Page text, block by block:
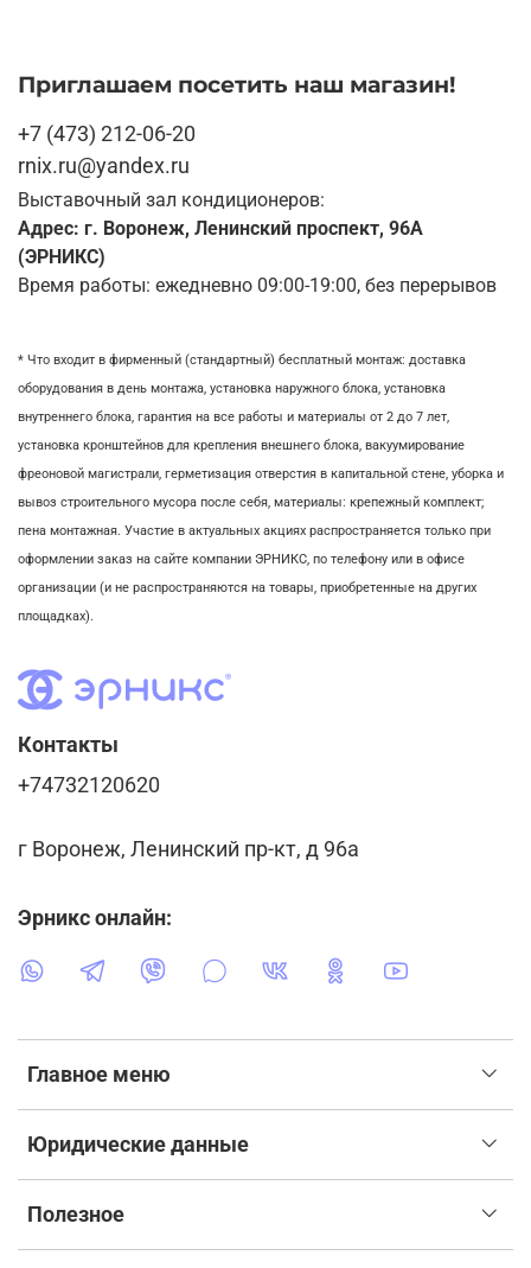
Приглашаем посетить наш магазин!
+7 (473) 212-06-20
rnix.ru@yandex.ru
Выставочный зал кондиционеров:
Адрес: г. Воронеж, Ленинский проспект, 96А
(ЭРНИКС)
Время работы: ежедневно 09:00-19:00, без перерывов
* Что входит в фирменный (стандартный) бесплатный монтаж: доставка
оборудования в день монтажа, установка наружного блока, установка
внутреннего блока, гарантия на все работы и материалы от 2 до 7 лет,
установка кронштейнов для крепления внешнего блока, вакуумирование
фреоновой магистрали, герметизация отверстия в капитальной стене, уборка и
вывоз строительного мусора после себя, материалы: крепежный комплект;
пена монтажная. Участие в актуальных акциях распространяется только при
оформлении заказ на сайте компании ЭРНИКС, по телефону или в офисе
организации (и не распространяются на товары, приобретенные на других
площадках).
Главное меню
Юридические данные
Полезное
Контакты
+74732120620
г Воронеж, Ленинский пр-кт, д 96а
Эрникс онлайн: